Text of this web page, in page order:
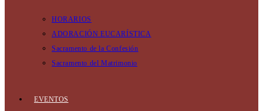
HORARIOS
ADORACIÓN EUCARÍSTICA
Sacramento de la Confesión
Sacramento del Matrimonio
EVENTOS